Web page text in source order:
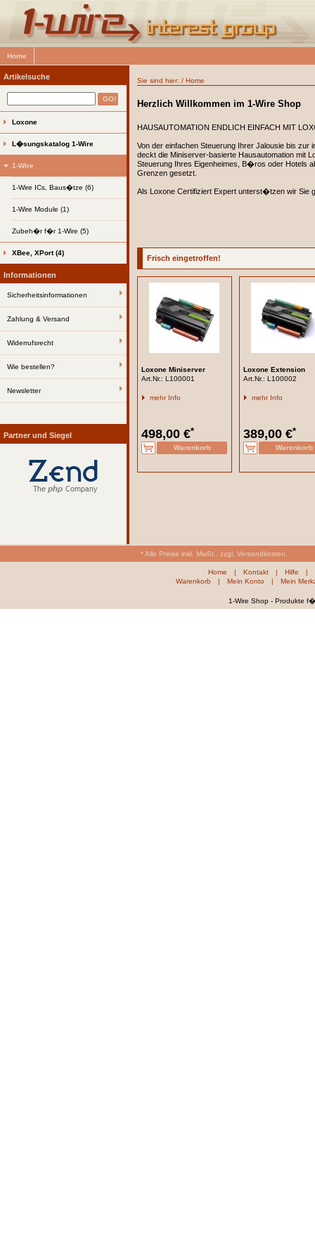
Home
Artikelsuche
Loxone
L�sungskatalog 1-Wire
1-Wire
1-Wire ICs, Baus�tze (6)
1-Wire Module (1)
Zubeh�r f�r 1-Wire (5)
XBee, XPort (4)
Informationen
Sicherheitsinformationen
Zahlung & Versand
Widerrufsrecht
Wie bestellen?
Newsletter
Partner und Siegel
Sie sind hier: / Home
Herzlich Willkommen im 1-Wire Shop
HAUSAUTOMATION ENDLICH EINFACH MIT
Von der einfachen Steuerung Ihrer Jalousie bis zur
deckt die Miniserver-basierte Hausautomation mit
Steuerung Ihres Eigenheimes, B�ros oder Hotels
Grenzen gesetzt.
Als Loxone Certifiziert Expert unterst�tzen wir Sie
Frisch eingetroffen!
Loxone Miniserver
Art.Nr.: L100001
mehr Info
498,00 €*
Loxone Extension
Art.Nr.: L100002
mehr Info
389,00 €*
* Alle Preise inkl. MwSt., zzgl. Versandkosten.
Home | Kontakt | Hilfe
|
Warenkorb
| Mein Konto | Mein
1-Wire Shop - Produkte